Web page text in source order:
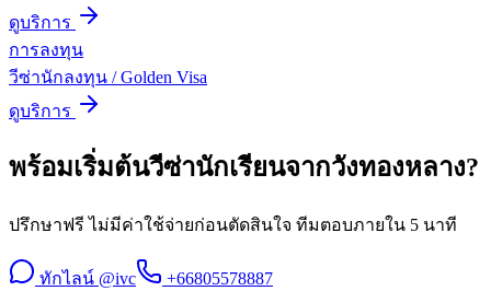
ดูบริการ
การลงทุน
วีซ่านักลงทุน / Golden Visa
ดูบริการ
พร้อมเริ่มต้นวีซ่านักเรียนจากวังทองหลาง?
ปรึกษาฟรี ไม่มีค่าใช้จ่ายก่อนตัดสินใจ ทีมตอบภายใน 5 นาที
ทักไลน์ @ivc
+66805578887